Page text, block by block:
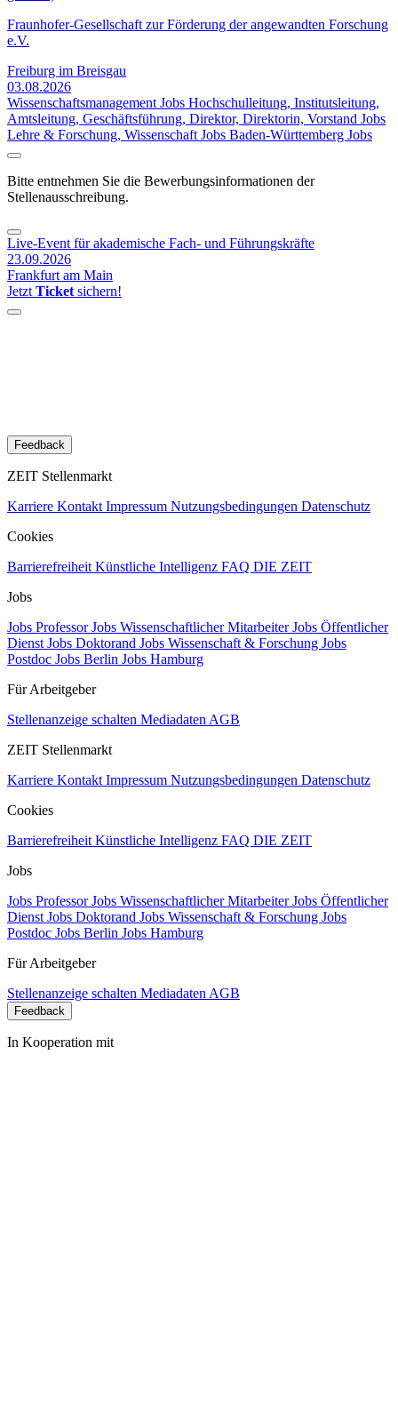
Fraunhofer-Gesellschaft zur Förderung der angewandten Forschung
e.V.
Freiburg im Breisgau
03.08.2026
Wissenschaftsmanagement Jobs Hochschulleitung, Institutsleitung,
Amtsleitung, Geschäftsführung, Direktor, Direktorin, Vorstand Jobs
Lehre & Forschung, Wissenschaft Jobs Baden-Württemberg Jobs
Bitte entnehmen Sie die Bewerbungsinformationen der
Stellenausschreibung.
Live-Event für akademische Fach- und Führungskräfte
23.09.2026
Frankfurt am Main
Jetzt Ticket sichern!
Feedback
ZEIT Stellenmarkt
Karriere Kontakt Impressum Nutzungsbedingungen Datenschutz
Cookies
Barrierefreiheit Künstliche Intelligenz FAQ DIE ZEIT
Jobs
Jobs ProfessorJobs Wissenschaftlicher MitarbeiterJobs Öffentlicher
Dienst Jobs Doktorand Jobs Wissenschaft & Forschung Jobs
Postdoc Jobs Berlin Jobs Hamburg
Für Arbeitgeber
Stellenanzeige schalten Mediadaten AGB
ZEIT Stellenmarkt
Karriere Kontakt Impressum Nutzungsbedingungen Datenschutz
Cookies
Barrierefreiheit Künstliche Intelligenz FAQ DIE ZEIT
Jobs
Jobs ProfessorJobs Wissenschaftlicher MitarbeiterJobs Öffentlicher
Dienst Jobs Doktorand Jobs Wissenschaft & Forschung Jobs
Postdoc Jobs Berlin Jobs Hamburg
Für Arbeitgeber
Stellenanzeige schalten Mediadaten AGB
Feedback
In Kooperation mit